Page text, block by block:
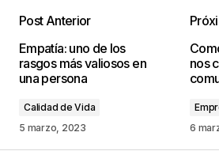
publicada. Los campos
marcados con*
Comentario
Post Anterior
Empatía: uno de los
rasgos más valiosos en
una persona
Calidad de Vida
5 marzo, 2023
nos
6